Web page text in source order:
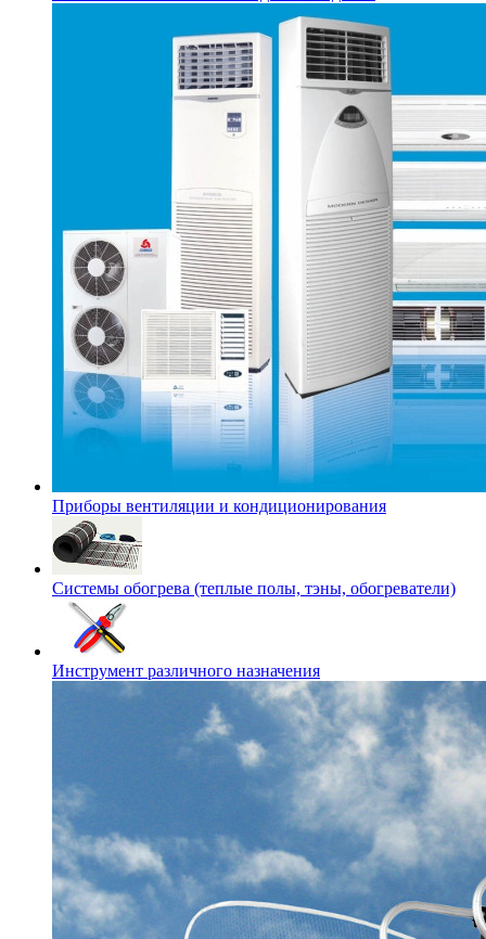
Приборы вентиляции и кондиционирования
Системы обогрева (теплые полы, тэны, обогреватели)
Инструмент различного назначения